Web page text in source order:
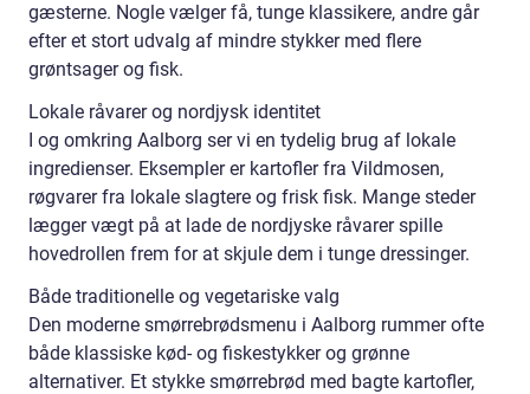
gæsterne. Nogle vælger få, tunge klassikere, andre går
efter et stort udvalg af mindre stykker med flere
grøntsager og fisk.
Lokale råvarer og nordjysk identitet
I og omkring Aalborg ser vi en tydelig brug af lokale
ingredienser. Eksempler er kartofler fra Vildmosen,
røgvarer fra lokale slagtere og frisk fisk. Mange steder
lægger vægt på at lade de nordjyske råvarer spille
hovedrollen frem for at skjule dem i tunge dressinger.
Både traditionelle og vegetariske valg
Den moderne smørrebrødsmenu i Aalborg rummer ofte
både klassiske kød- og fiskestykker og grønne
alternativer. Et stykke smørrebrød med bagte kartofler,